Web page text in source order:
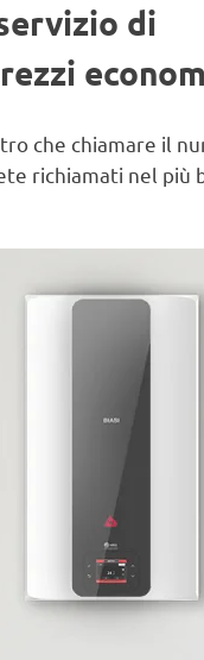
di
che chiamare il
richiamati nel più